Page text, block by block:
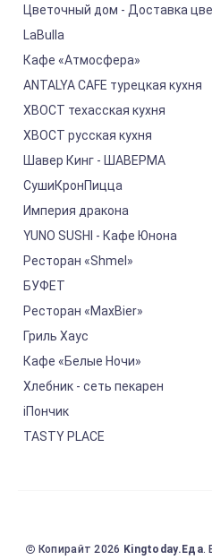
Цветочный дом - Доставка
LaBulla
Кафе «Атмосфера»
ANTALYA CAFE турецкая кухня
ХВОСТ техасская кухня
ХВОСТ русская кухня
Шавер Кинг - ШАВЕРМА
СушиКронПицца
Империя дракона
YUNO SUSHI - Кафе Юнона
Ресторан «Shmel»
БУФЕТ
Ресторан «MaxBier»
Гриль Хаус
Кафе «Белые Ночи»
Хлебник - сеть пекарен
iПончик
TASTY PLACE
Копирайт 2026 Kingtoday.Еда.